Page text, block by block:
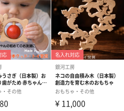
つ丁寧に作っています。長野産のヒ
てありませんのでお子様がなめて
った部分はありませんので、小さ